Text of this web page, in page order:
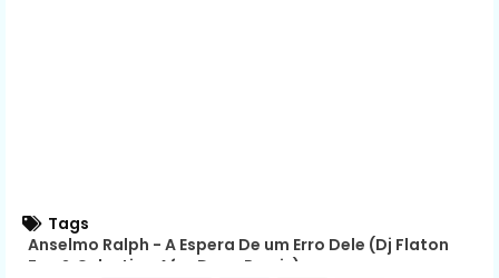
Tags
Anselmo Ralph - A Espera De um Erro Dele (Dj Flaton
Fox & Celestino Afro Deep Remix)